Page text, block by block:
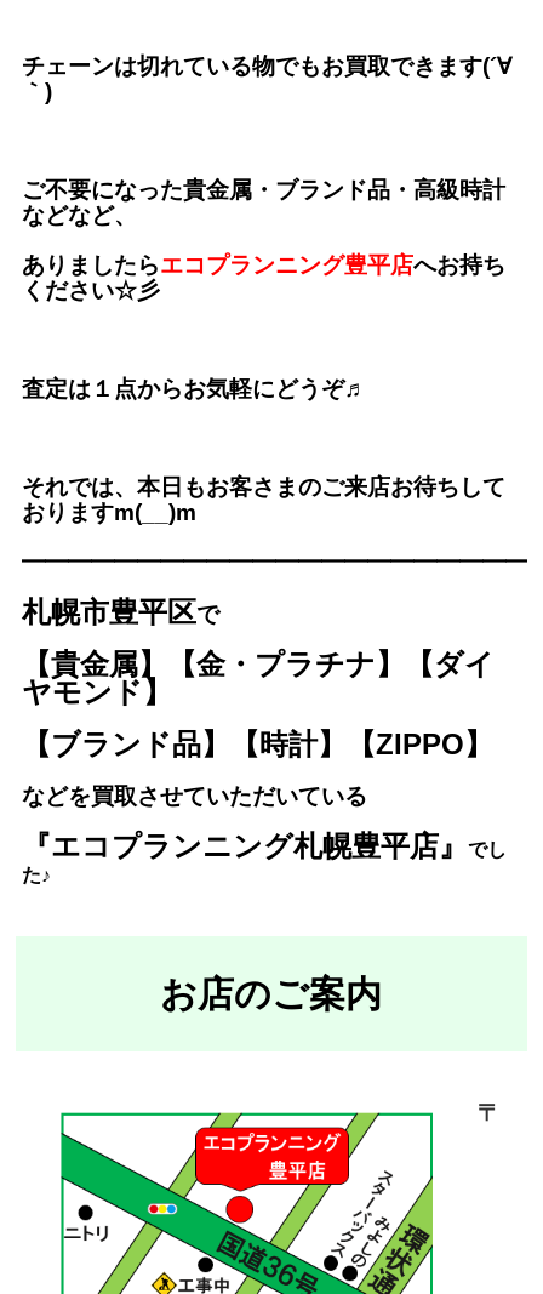
チェーンは切れている物でもお買取できます(´∀
｀)
ご不要になった貴金属・ブランド品・高級時計
などなど、
ありましたらエコプランニング豊平店へお持ち
ください☆彡
査定は１点からお気軽にどうぞ♬
それでは、本日もお客さまのご来店お待ちして
おりますm(__)m
━━━━━━━━━━━━━
札幌市豊平区で
【貴金属】【金・プラチナ】【ダイ
ヤモンド】
【ブランド品】【時計】【ZIPPO】
などを買取させていただいている
『エコプランニング札幌豊平店』でし
た♪
お店のご案内
〒